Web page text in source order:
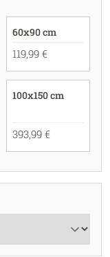
60x90 cm
119,99 €
100x150 cm
393,99 €